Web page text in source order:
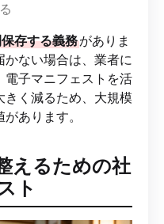
存する義務がありま
ない場合は、業者に
電子マニフェストを活
きく減るため、大規模
あります。
えるための社
ト